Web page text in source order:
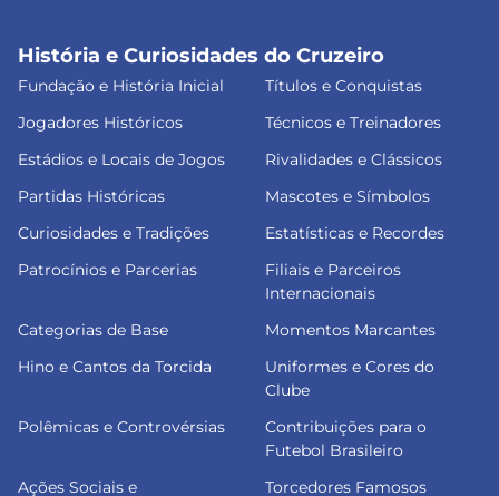
História e Curiosidades do Cruzeiro
Fundação e História Inicial
Títulos e Conquistas
Jogadores Históricos
Técnicos e Treinadores
Estádios e Locais de Jogos
Rivalidades e Clássicos
Partidas Históricas
Mascotes e Símbolos
Curiosidades e Tradições
Estatísticas e Recordes
Patrocínios e Parcerias
Filiais e Parceiros
Internacionais
Categorias de Base
Momentos Marcantes
Hino e Cantos da Torcida
Uniformes e Cores do
Clube
Polêmicas e Controvérsias
Contribuições para o
Futebol Brasileiro
Ações Sociais e
Torcedores Famosos